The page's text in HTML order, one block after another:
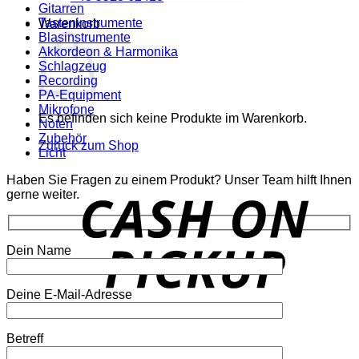
Warenkorb
Es befinden sich keine Produkte im Warenkorb.
Zurück zum Shop
Gitarren
Tasteninstrumente
Blasinstrumente
Akkordeon & Harmonika
Schlagzeug
Recording
PA-Equipment
Mikrofone
Noten
Zubehör
Licht
Haben Sie Fragen zu einem Produkt? Unser Team hilft Ihnen
gerne weiter.
Dein Name
Deine E-Mail-Adresse
Betreff